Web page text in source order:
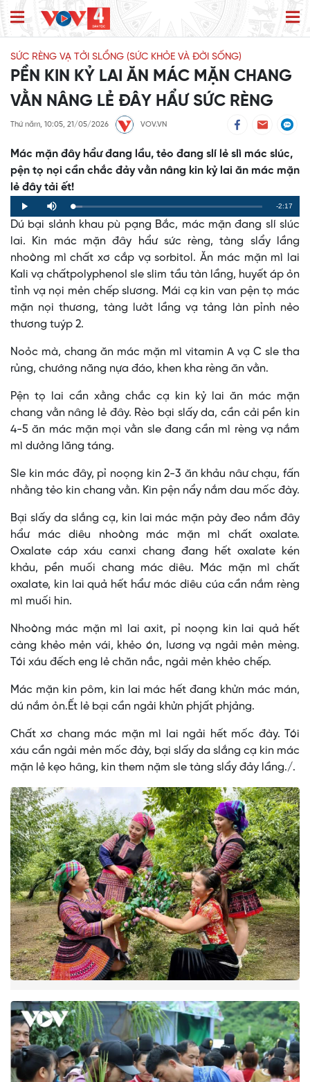
SỨC RÈNG VẠ TỞI SLỔNG (SỨC KHỎE VÀ ĐỜI SỐNG)
PỀN KIN KỶ LAI ĂN MÁC MẶN CHANG
VẰN NÂNG LẺ ĐÂY HẨƯ SỨC RÈNG
Thứ năm, 10:05, 21/05/2026 VOV.VN
Mác mặn đây hẩư đang lầu, tẻo đang slí lẻ slì mác slúc,
pện tọ nọi cần chắc đảy vằn nâng kin kỷ lai ăn mác mặn
lẻ đây tải ết!
Play Mute Loaded:
0%
Progress:
0%
Remaining
Time
-2:17
Dú bại slảnh khau pù pạng Bắc, mác mặn đang slí slúc
lai. Kin mác mặn đây hẩư sức rèng, tàng slẩy lầng
nhoòng mì chất xơ cắp vạ sorbitol. Ăn mác mặn mì lai
Kali vạ chấtpolyphenol sle slim tầu tàn lầng, huyết áp ỏn
tỉnh vạ nọi mẻn chếp slương. Mái cạ kin van pện tọ mác
mặn nọi thương, tàng lưởt lầng vạ tảng làn pỉnh nẻo
thương tuýp 2.
Noỏc mà, chang ăn mác mặn mì vitamin A vạ C sle tha
rủng, chướng năng nựa đáo, khen kha rèng ăn vằn.
Pện tọ lai cần xằng chắc cạ kin kỷ lai ăn mác mặn
chang vằn nâng lẻ đây. Rèo bại slấy da, cần cải pền kin
4-5 ăn mác mặn mọi vằn sle đang cần mì rèng vạ nắm
mì dưởng lăng táng.
Sle kin mác đây, pỉ noọng kin 2-3 ăn khảu nâư chạu, fấn
nhằng tẻo kin chang vằn. Kin pện nẩy nắm dau mốc đày.
Bại slấy da slắng cạ, kin lai mác mặn pày đeo nắm đây
hẩư mác diêu nhoòng mác mặn mì chất oxalate.
Oxalate cáp xáu canxi chang đang hết oxalate kén
khảu, pền muối chang mác diêu. Mác mặn mì chất
oxalate, kin lai quả hết hẩư mác diêu cúa cần nắm rèng
mì muối hin.
Nhoòng mác mặn mì lai axit, pỉ noọng kin lai quả hết
càng khẻo mẻn vái, khẻo ón, lương vạ ngải mẻn mèng.
Tói xáu đếch eng lẻ chăn nắc, ngải mẻn khẻo chếp.
Mác mặn kin pôm, kin lai mác hết đang khửn mác mán,
dú nắm ỏn.Ết lẻ bại cần ngải khửn phjất phjảng.
Chất xơ chang mác mặn mì lai ngải hết mốc đày. Tói
xáu cần ngải mẻn mốc đày, bại slấy da slắng cạ kin mác
mặn lẻ kẹo hâng, kin them nặm sle tàng slẩy đảy lầng./.